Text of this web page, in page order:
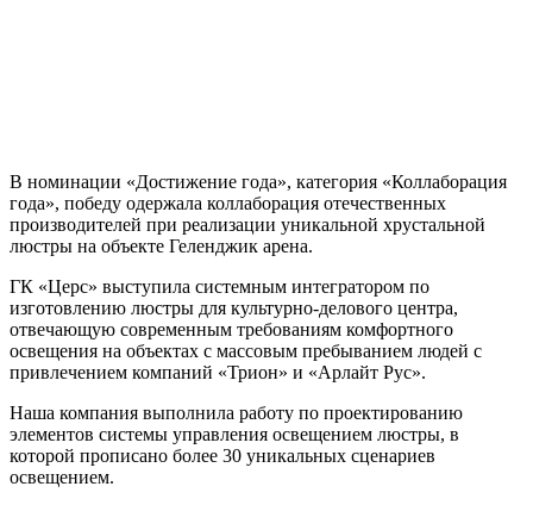
В номинации «Достижение года», категория «Коллаборация
года», победу одержала коллаборация отечественных
производителей при реализации уникальной хрустальной
люстры на объекте Геленджик арена.
ГК «Церс» выступила системным интегратором по
изготовлению люстры для культурно-делового центра,
отвечающую современным требованиям комфортного
освещения на объектах с массовым пребыванием людей с
привлечением компаний «Трион» и «Арлайт Рус».
Наша компания выполнила работу по проектированию
элементов системы управления освещением люстры, в
которой прописано более 30 уникальных сценариев
освещением.